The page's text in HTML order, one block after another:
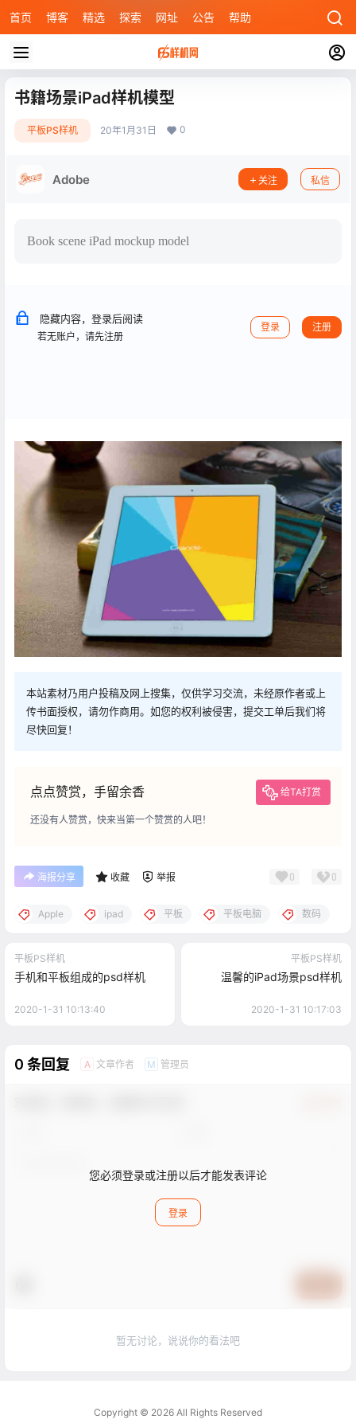
首页 博客 精选 探索 网址 公告 帮助
书籍场景iPad样机模型
平板PS样机 20年1月31日 0
Adobe 关注 私信
Book scene iPad mockup model
隐藏内容，登录后阅读
若无账户，请先注册
登录 注册
本站素材乃用户投稿及网上搜集，仅供学习交流，未经原作者或上
传书面授权，请勿作商用。如您的权利被侵害，提交工单后我们将
尽快回复！
点点赞赏，手留余香 给TA打赏
还没有人赞赏，快来当第一个赞赏的人吧！
海报分享 收藏 举报 0 0
Apple ipad 平板 平板电脑 数码
平板PS样机
手机和平板组成的psd样机
2020-1-31 10:13:40
平板PS样机
温馨的iPad场景psd样机
2020-1-31 10:17:03
0 条回复 A 文章作者 M 管理员
您必须登录或注册以后才能发表评论
登录
暂无讨论，说说你的看法吧
Copyright © 2026 All Rights Reserved